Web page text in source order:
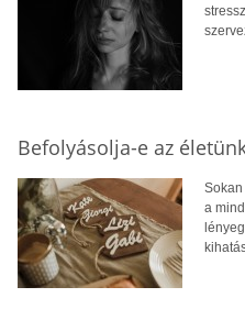
Befolyásolja-e az
a